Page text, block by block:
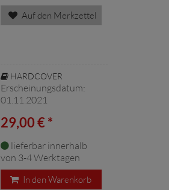
Auf den Merkzettel
HARDCOVER
Erscheinungsdatum:
01.11.2021
29,00 € *
lieferbar innerhalb
von 3-4 Werktagen
In den Warenkorb